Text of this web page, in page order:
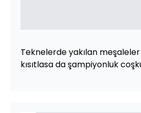
Teknelerde yakılan
kısıtlasa da şampiyonluk